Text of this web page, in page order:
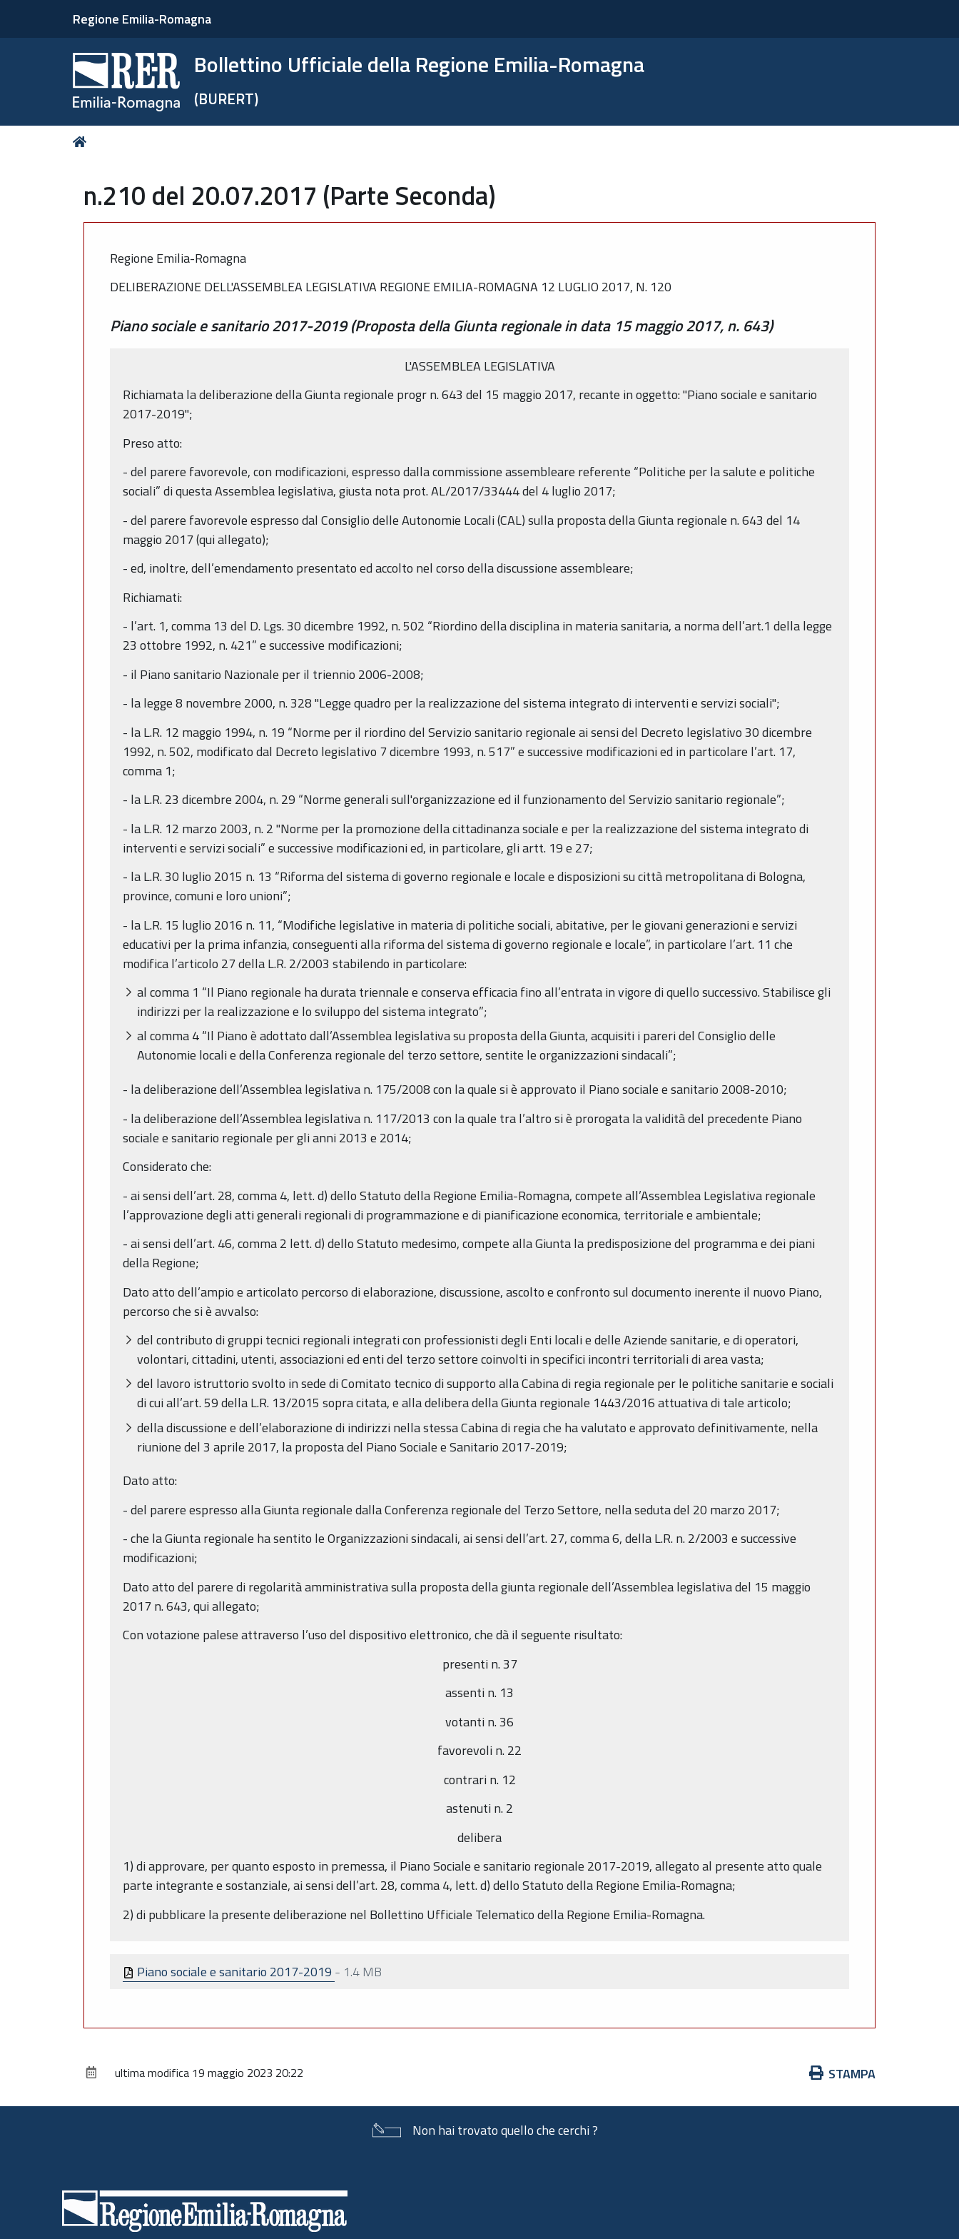
Regione Emilia-Romagna
Bollettino Ufficiale della Regione Emilia-Romagna
(BURERT)
Tu
n.210 del 20.07.2017 (Parte Seconda)
Regione Emilia-Romagna
DELIBERAZIONE DELL'ASSEMBLEA LEGISLATIVA REGIONE EMILIA-ROMAGNA 12 LUGLIO 2017, N. 120
Piano sociale e sanitario 2017-2019 (Proposta della Giunta regionale in data 15 maggio 2017, n. 643)
L'ASSEMBLEA LEGISLATIVA
Richiamata la deliberazione della Giunta regionale progr n. 643 del 15 maggio 2017, recante in oggetto: "Piano sociale e sanitario
2017-2019";
Preso atto:
- del parere favorevole, con modificazioni, espresso dalla commissione assembleare referente “Politiche per la salute e politiche
sociali” di questa Assemblea legislativa, giusta nota prot. AL/2017/33444 del 4 luglio 2017;
- del parere favorevole espresso dal Consiglio delle Autonomie Locali (CAL) sulla proposta della Giunta regionale n. 643 del 14
maggio 2017 (qui allegato);
- ed, inoltre, dell’emendamento presentato ed accolto nel corso della discussione assembleare;
Richiamati:
- l’art. 1, comma 13 del D. Lgs. 30 dicembre 1992, n. 502 “Riordino della disciplina in materia sanitaria, a norma dell’art.1 della legge
23 ottobre 1992, n. 421” e successive modificazioni;
- il Piano sanitario Nazionale per il triennio 2006-2008;
- la legge 8 novembre 2000, n. 328 "Legge quadro per la realizzazione del sistema integrato di interventi e servizi sociali";
- la L.R. 12 maggio 1994, n. 19 “Norme per il riordino del Servizio sanitario regionale ai sensi del Decreto legislativo 30 dicembre
1992, n. 502, modificato dal Decreto legislativo 7 dicembre 1993, n. 517” e successive modificazioni ed in particolare l’art. 17,
comma 1;
- la L.R. 23 dicembre 2004, n. 29 “Norme generali sull'organizzazione ed il funzionamento del Servizio sanitario regionale”;
- la L.R. 12 marzo 2003, n. 2 "Norme per la promozione della cittadinanza sociale e per la realizzazione del sistema integrato di
interventi e servizi sociali” e successive modificazioni ed, in particolare, gli artt. 19 e 27;
- la L.R. 30 luglio 2015 n. 13 “Riforma del sistema di governo regionale e locale e disposizioni su città metropolitana di Bologna,
province, comuni e loro unioni”;
- la L.R. 15 luglio 2016 n. 11, “Modifiche legislative in materia di politiche sociali, abitative, per le giovani generazioni e servizi
educativi per la prima infanzia, conseguenti alla riforma del sistema di governo regionale e locale”, in particolare l’art. 11 che
modifica l’articolo 27 della L.R. 2/2003 stabilendo in particolare:
al comma 1 “Il Piano regionale ha durata triennale e conserva efficacia fino all’entrata in vigore di quello successivo. Stabilisce gli
indirizzi per la realizzazione e lo sviluppo del sistema integrato”;
al comma 4 “Il Piano è adottato dall’Assemblea legislativa su proposta della Giunta, acquisiti i pareri del Consiglio delle
Autonomie locali e della Conferenza regionale del terzo settore, sentite le organizzazioni sindacali”;
- la deliberazione dell’Assemblea legislativa n. 175/2008 con la quale si è approvato il Piano sociale e sanitario 2008-2010;
- la deliberazione dell’Assemblea legislativa n. 117/2013 con la quale tra l’altro si è prorogata la validità del precedente Piano
sociale e sanitario regionale per gli anni 2013 e 2014;
Considerato che:
- ai sensi dell’art. 28, comma 4, lett. d) dello Statuto della Regione Emilia-Romagna, compete all’Assemblea Legislativa regionale
l’approvazione degli atti generali regionali di programmazione e di pianificazione economica, territoriale e ambientale;
- ai sensi dell’art. 46, comma 2 lett. d) dello Statuto medesimo, compete alla Giunta la predisposizione del programma e dei piani
della Regione;
Dato atto dell’ampio e articolato percorso di elaborazione, discussione, ascolto e confronto sul documento inerente il nuovo Piano,
percorso che si è avvalso:
del contributo di gruppi tecnici regionali integrati con professionisti degli Enti locali e delle Aziende sanitarie, e di operatori,
volontari, cittadini, utenti, associazioni ed enti del terzo settore coinvolti in specifici incontri territoriali di area vasta;
del lavoro istruttorio svolto in sede di Comitato tecnico di supporto alla Cabina di regia regionale per le politiche sanitarie e sociali
di cui all’art. 59 della L.R. 13/2015 sopra citata, e alla delibera della Giunta regionale 1443/2016 attuativa di tale articolo;
della discussione e dell’elaborazione di indirizzi nella stessa Cabina di regia che ha valutato e approvato definitivamente, nella
riunione del 3 aprile 2017, la proposta del Piano Sociale e Sanitario 2017-2019;
Dato atto:
- del parere espresso alla Giunta regionale dalla Conferenza regionale del Terzo Settore, nella seduta del 20 marzo 2017;
- che la Giunta regionale ha sentito le Organizzazioni sindacali, ai sensi dell’art. 27, comma 6, della L.R. n. 2/2003 e successive
modificazioni;
Dato atto del parere di regolarità amministrativa sulla proposta della giunta regionale dell’Assemblea legislativa del 15 maggio
2017 n. 643, qui allegato;
Con votazione palese attraverso l’uso del dispositivo elettronico, che dà il seguente risultato:
presenti n. 37
assenti n. 13
votanti n. 36
favorevoli n. 22
contrari n. 12
astenuti n. 2
delibera
1) di approvare, per quanto esposto in premessa, il Piano Sociale e sanitario regionale 2017-2019, allegato al presente atto quale
parte integrante e sostanziale, ai sensi dell’art. 28, comma 4, lett. d) dello Statuto della Regione Emilia-Romagna;
2) di pubblicare la presente deliberazione nel Bollettino Ufficiale Telematico della Regione Emilia-Romagna.
Piano sociale e sanitario 2017-2019 - 1.4 MB
Azioni
documento
STAMPA
ultima modifica 19 maggio 2023 20:22
Non hai trovato quello che cerchi ?